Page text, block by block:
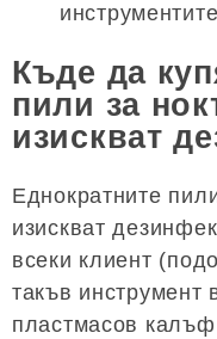
Къде да
пили за
изискват
Еднократните
изискват
всеки клиент
такъв инструмент
пластмасов